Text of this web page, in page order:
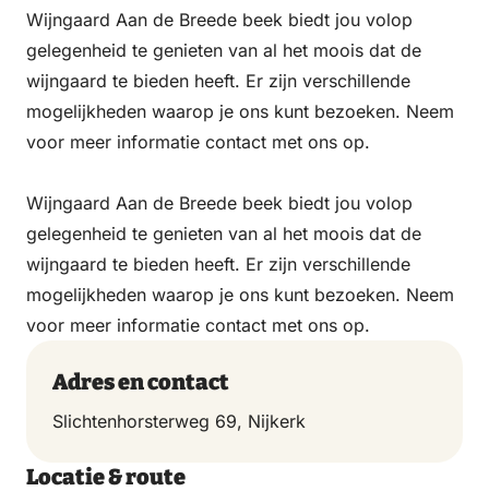
Wijngaard Aan de Breede beek biedt jou volop
gelegenheid te genieten van al het moois dat de
wijngaard te bieden heeft. Er zijn verschillende
mogelijk­heden waarop je ons kunt bezoeken. Neem
voor meer informatie contact met ons op.
Wijngaard Aan de Breede beek biedt jou volop
gelegenheid te genieten van al het moois dat de
wijngaard te bieden heeft. Er zijn verschillende
mogelijk­heden waarop je ons kunt bezoeken. Neem
voor meer informatie contact met ons op.
Adres en contact
Slichtenhorsterweg 69, Nijkerk
Locatie & route